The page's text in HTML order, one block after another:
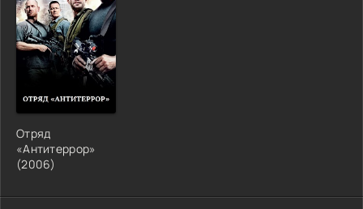
Отряд
«Антитеррор»
(2006)